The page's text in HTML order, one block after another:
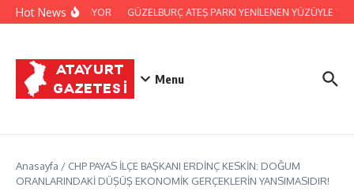
İçeriğe atla
Hot News
KAPILARINI AÇIYOR GÜZELBURÇ ATEŞ PARKI YENİLENEN YÜZÜYLE
Menu
Anasayfa / CHP PAYAS İLÇE BAŞKANI ERDİNÇ KESKİN: DOĞUM
ORANLARINDAKİ DÜŞÜŞ EKONOMİK GERÇEKLERİN YANSIMASIDIR!